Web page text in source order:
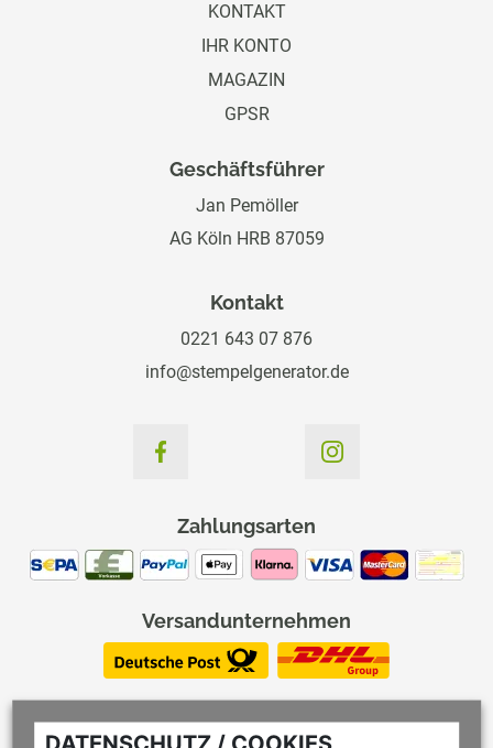
KONTAKT
IHR KONTO
MAGAZIN
GPSR
Geschäftsführer
Jan Pemöller
AG Köln HRB 87059
Kontakt
0221 643 07 876
info@stempelgenerator.de
Zahlungsarten
Versandunternehmen